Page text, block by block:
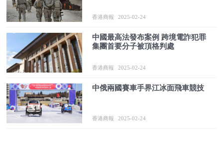
香港商報 2025-02-24
中國最高法發布案例 跨境電詐犯罪
集團首要分子被頂格判處
香港商報 2025-02-24
中俄兩國賽車手界江冰面飛車競技
香港商報 2025-02-24